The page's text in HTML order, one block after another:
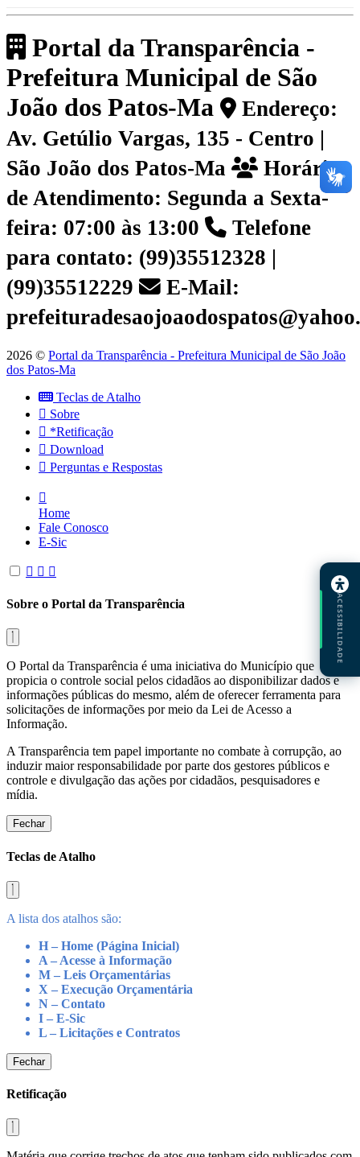
Portal da Transparência -
Prefeitura Municipal de São
João dos Patos-Ma
Endereço:
Av. Getúlio Vargas, 135 - Centro |
São João dos Patos-Ma
Horário
de Atendimento: Segunda a Sexta-
feira: 07:00 às 13:00
Telefone
para contato: (99)35512328 |
(99)35512229
E-Mail:
2026 © Portal da Transparência - Prefeitura Municipal de São João
dos Patos-Ma
Teclas de Atalho
Sobre
*Retificação
Download
Perguntas e Respostas
Home
Fale Conosco
E-Sic
Sobre o Portal da Transparência
O Portal da Transparência é uma iniciativa do Município que
propicia o controle social pelos cidadãos ao disponibilizar dados e
informações públicas do mesmo, além de oferecer ferramenta para
solicitações de informações por meio da Lei de Acesso a
Informação.
A Transparência tem papel importante no combate à corrupção, ao
induzir maior responsabilidade por parte dos gestores públicos e
controle e divulgação das ações por cidadãos, pesquisadores e
mídia.
Fechar
Teclas de Atalho
A lista dos atalhos são:
H – Home (Página Inicial)
A – Acesse à Informação
M – Leis Orçamentárias
X – Execução Orçamentária
N – Contato
I – E-Sic
L – Licitações e Contratos
Fechar
Retificação
ACESSIBILIDADE